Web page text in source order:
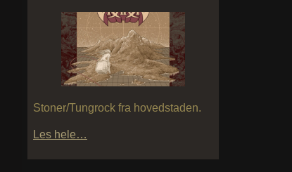
Stoner/Tungrock fra hovedstaden.
Les hele…